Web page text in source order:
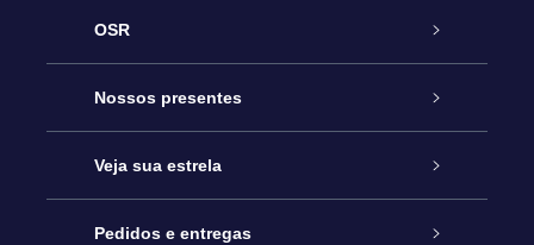
OSR
Serviço
Entre em contato conosco
Blog
Nossos presentes
Presente estrelar on-line
Pacote de presente da OSR
Veja sua estrela
Star Register
Pedidos e entregas